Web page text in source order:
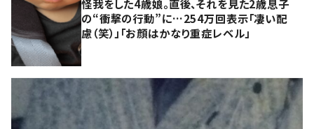
怪我をした4歳娘。直後、それを見た2歳息子
の“衝撃の行動”に…254万回表示「凄い配
慮（笑）」「お顔はかなり重症レベル」